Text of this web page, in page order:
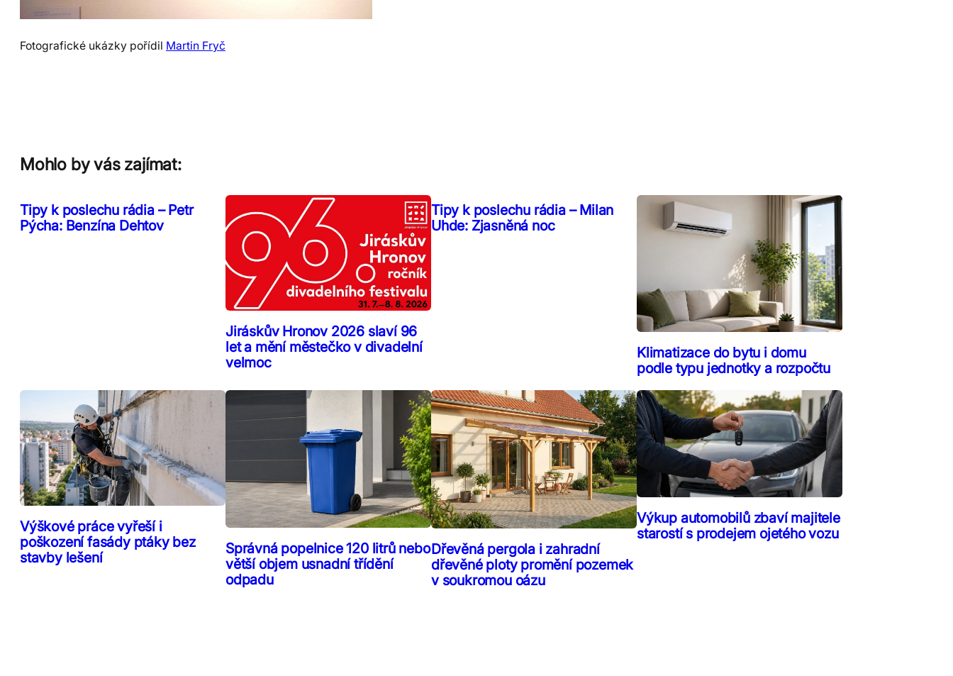
Fotografické ukázky pořídil Martin Fryč
Mohlo by vás zajímat:
Tipy k poslechu rádia – Petr
Pýcha: Benzína Dehtov
Jiráskův Hronov 2026 slaví 96
let a mění městečko v divadelní
velmoc
Tipy k poslechu rádia – Milan
Uhde: Zjasněná noc
Klimatizace do bytu i domu
podle typu jednotky a rozpočtu
Výškové práce vyřeší i
poškození fasády ptáky bez
stavby lešení
Správná popelnice 120 litrů nebo
větší objem usnadní třídění
odpadu
Dřevěná pergola i zahradní
dřevěné ploty promění pozemek
v soukromou oázu
Výkup automobilů zbaví majitele
starostí s prodejem ojetého vozu